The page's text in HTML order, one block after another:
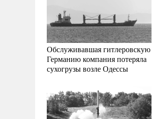
Обслуживавшая гитлеровскую
Германию компания потеряла
сухогрузы возле Одессы